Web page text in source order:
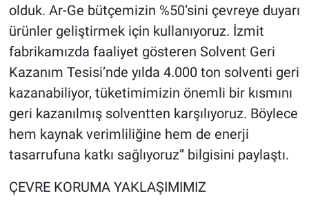
olduk. Ar-Ge bütçemizin %50’sini çevreye duyarı
ürünler geliştirmek için kullanıyoruz. İzmit
fabrikamızda faaliyet gösteren Solvent Geri
Kazanım Tesisi’nde yılda 4.000 ton solventi geri
kazanabiliyor, tüketimimizin önemli bir kısmını
geri kazanılmış solventten karşılıyoruz. Böylece
hem kaynak verimliliğine hem de enerji
tasarrufuna katkı sağlıyoruz” bilgisini paylaştı.
ÇEVRE KORUMA YAKLAŞIMIMIZ